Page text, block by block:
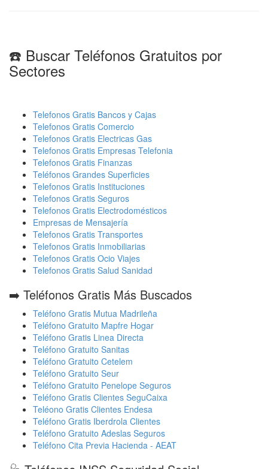
☎️ Buscar Teléfonos Gratuitos por
Sectores
Telefonos Gratis Bancos y Cajas
Telefonos Gratis Comercio
Telefonos Gratis Electricas Gas
Telefonos Gratis Empresas Telefonia
Telefonos Gratis Finanzas
Teléfonos Grandes Superficies
Telefonos Gratis Instituciones
Telefonos Gratis Seguros
Telefonos Gratis Electrodomésticos
Empresas de Mensajería
Telefonos Gratis Transportes
Telefonos Gratis Inmobiliarias
Telefonos Gratis Ocio Viajes
Telefonos Gratis Salud Sanidad
➡️ Teléfonos Gratis Más Buscados
Teléfono Gratis Mutua Madrileña
Teléfono Gratuito Mapfre Hogar
Teléfono Gratis Linea Directa
Teléfono Gratuito Sanitas
Teléfono Gratuito Cetelem
Teléfono Gratuito Seur
Teléfono Gratuito Penelope Seguros
Teléfono Gratis Clientes SeguCaixa
Teléono Gratis Clientes Endesa
Teléfono Gratis Iberdrola Clientes
Teléfono Gratuito Adeslas Seguros
Teléfono Cita Previa Hacienda - AEAT